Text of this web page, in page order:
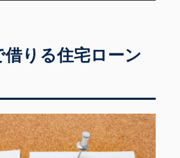
りる住宅ローン